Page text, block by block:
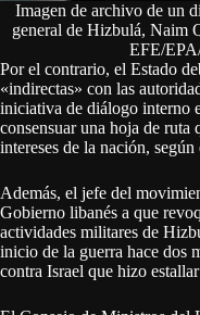
Imagen de archivo de un
general de Hizbulá, Naim
EFE/
Por el contrario, el Estado
«indirectas» con las
iniciativa de diálogo interno
consensuar una hoja de ruta
intereses de la nación,
Además, el jefe del
Gobierno libanés a que
actividades militares de
inicio de la guerra hace dos
contra Israel que hizo